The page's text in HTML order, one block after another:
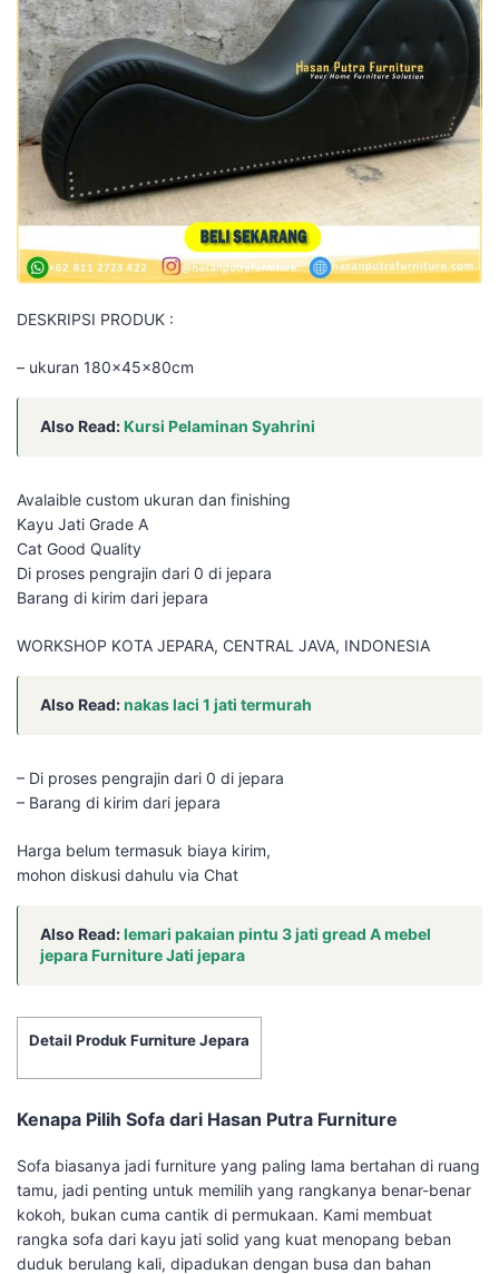
DESKRIPSI PRODUK :
– ukuran 180x45x80cm
Also Read:Kursi Pelaminan Syahrini
Avalaible custom ukuran dan finishing
Kayu Jati Grade A
Cat Good Quality
Di proses pengrajin dari 0 di jepara
Barang di kirim dari jepara
WORKSHOP KOTA JEPARA, CENTRAL JAVA, INDONESIA
Also Read:nakas laci 1 jati termurah
– Di proses pengrajin dari 0 di jepara
– Barang di kirim dari jepara
Harga belum termasuk biaya kirim,
mohon diskusi dahulu via Chat
Also Read:lemari pakaian pintu 3 jati gread A mebel
jepara Furniture Jati jepara
Detail Produk Furniture Jepara
Kenapa Pilih Sofa dari Hasan Putra Furniture
Sofa biasanya jadi furniture yang paling lama bertahan di ruang
tamu, jadi penting untuk memilih yang rangkanya benar-benar
kokoh, bukan cuma cantik di permukaan. Kami membuat
rangka sofa dari kayu jati solid yang kuat menopang beban
duduk berulang kali, dipadukan dengan busa dan bahan